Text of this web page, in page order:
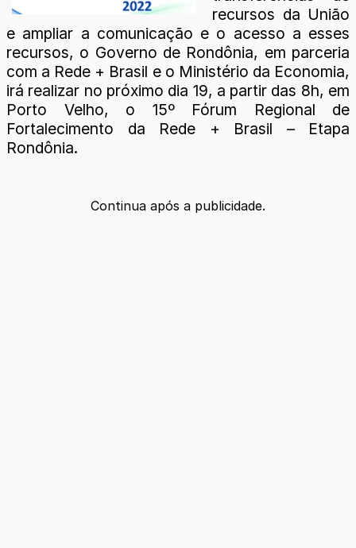
recursos da União
e ampliar a comunicação e o acesso a esses
recursos, o Governo de Rondônia, em parceria
com a Rede + Brasil e o Ministério da Economia,
irá realizar no próximo dia 19, a partir das 8h, em
Porto Velho, o 15º Fórum Regional de
Fortalecimento da Rede + Brasil – Etapa
Rondônia.
Continua após a publicidade.